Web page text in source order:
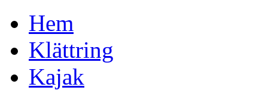
Hem
Klättring
Kajak